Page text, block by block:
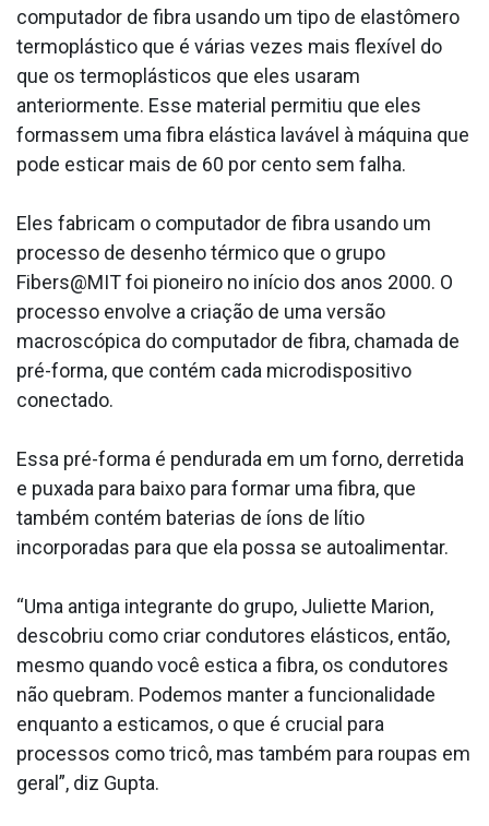
computador de fibra usando um tipo de elastômero
termoplástico que é várias vezes mais flexível do
que os termoplásticos que eles usaram
anteriormente. Esse material permitiu que eles
formassem uma fibra elástica lavável à máquina que
pode esticar mais de 60 por cento sem falha.
Eles fabricam o computador de fibra usando um
processo de desenho térmico que o grupo
Fibers@MIT foi pioneiro no início dos anos 2000. O
processo envolve a criação de uma versão
macroscópica do computador de fibra, chamada de
pré-forma, que contém cada microdispositivo
conectado.
Essa pré-forma é pendurada em um forno, derretida
e puxada para baixo para formar uma fibra, que
também contém baterias de íons de lítio
incorporadas para que ela possa se autoalimentar.
“Uma antiga integrante do grupo, Juliette Marion,
descobriu como criar condutores elásticos, então,
mesmo quando você estica a fibra, os condutores
não quebram. Podemos manter a funcionalidade
enquanto a esticamos, o que é crucial para
processos como tricô, mas também para roupas em
geral”, diz Gupta.